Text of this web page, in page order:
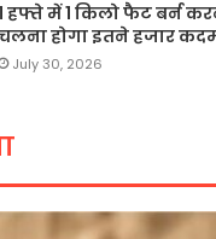
हफ्ते में 1 किलो फैट बर्न
होगा इतने हजार
July 30, 2026